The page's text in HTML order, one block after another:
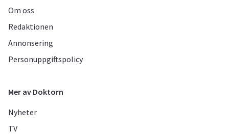
Om oss
Redaktionen
Annonsering
Personuppgiftspolicy
Mer av Doktorn
Nyheter
TV